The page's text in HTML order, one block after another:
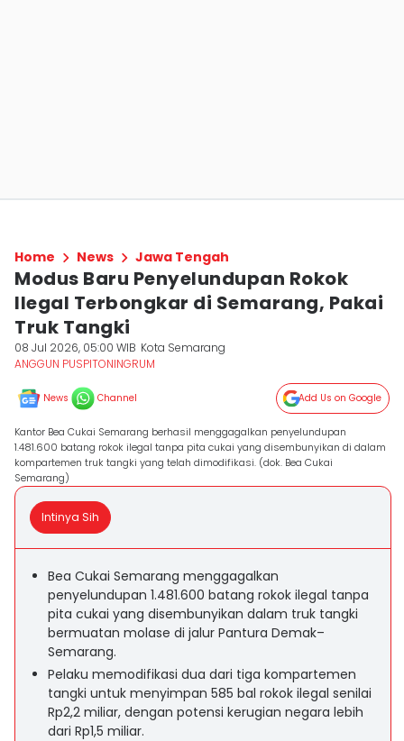
Home News Jawa Tengah
Modus Baru Penyelundupan Rokok
Ilegal Terbongkar di Semarang, Pakai
Truk Tangki
08 Jul 2026, 05:00 WIB Kota Semarang
ANGGUN PUSPITONINGRUM
News Channel Add Us on Google
Kantor Bea Cukai Semarang berhasil menggagalkan penyelundupan
1.481.600 batang rokok ilegal tanpa pita cukai yang disembunyikan di dalam
kompartemen truk tangki yang telah dimodifikasi. (dok. Bea Cukai
Semarang)
Intinya Sih
Bea Cukai Semarang menggagalkan
penyelundupan 1.481.600 batang rokok ilegal tanpa
pita cukai yang disembunyikan dalam truk tangki
bermuatan molase di jalur Pantura Demak–
Semarang.
Pelaku memodifikasi dua dari tiga kompartemen
tangki untuk menyimpan 585 bal rokok ilegal senilai
Rp2,2 miliar, dengan potensi kerugian negara lebih
dari Rp1,5 miliar.